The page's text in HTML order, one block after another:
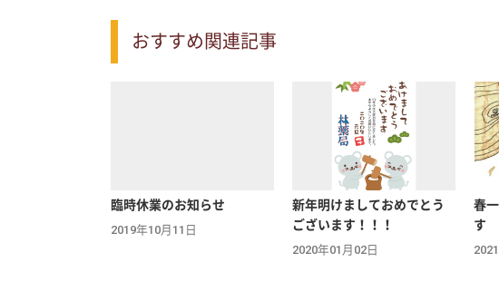
おすすめ関連記事
臨時休業のお知らせ
2019年10月11日
新年明けましておめでとう
ございます！！！
2020年01月02日
春
す